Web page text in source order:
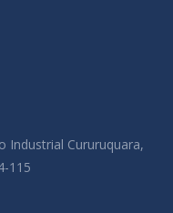
Industrial Cururuquara,
115